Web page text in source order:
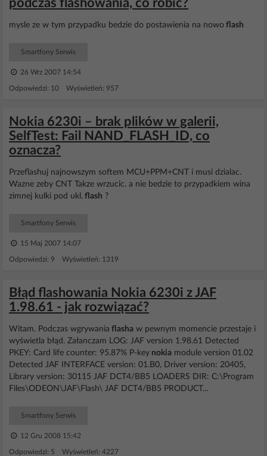
podczas flashowania, co robić?
mysle ze w tym przypadku bedzie do postawienia na nowo flash
Smartfony Serwis
26 Wrz 2007 14:54
Odpowiedzi: 10 Wyświetleń: 957
Nokia 6230i – brak plików w galerii,
SelfTest: Fail NAND_FLASH_ID, co
oznacza?
Przeflashuj najnowszym softem MCU+PPM+CNT i musi dzialac.
Wazne zeby CNT Takze wrzucic. a nie bedzie to przypadkiem wina
zimnej kulki pod ukl. flash ?
Smartfony Serwis
15 Maj 2007 14:07
Odpowiedzi: 9 Wyświetleń: 1319
Błąd flashowania Nokia 6230i z JAF
1.98.61 - jak rozwiązać?
Witam. Podczas wgrywania flasha w pewnym momencie przestaje i
wyświetla błąd. Załanczam LOG: JAF version 1.98.61 Detected
PKEY: Card life counter: 95.87% P-key nokia module version 01.02
Detected JAF INTERFACE version: 01.B0, Driver version: 20405,
Library version: 30115 JAF DCT4/BB5 LOADERS DIR: C:\Program
Files\ODEON\JAF\Flash\ JAF DCT4/BB5 PRODUCT...
Smartfony Serwis
12 Gru 2008 15:42
Odpowiedzi: 5 Wyświetleń: 4227